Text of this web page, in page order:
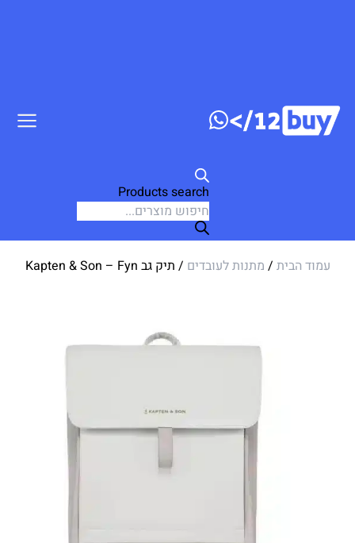
Products search
עמוד הבית/מתנות לעובדים/ תיק גב Kapten & Son – Fyn